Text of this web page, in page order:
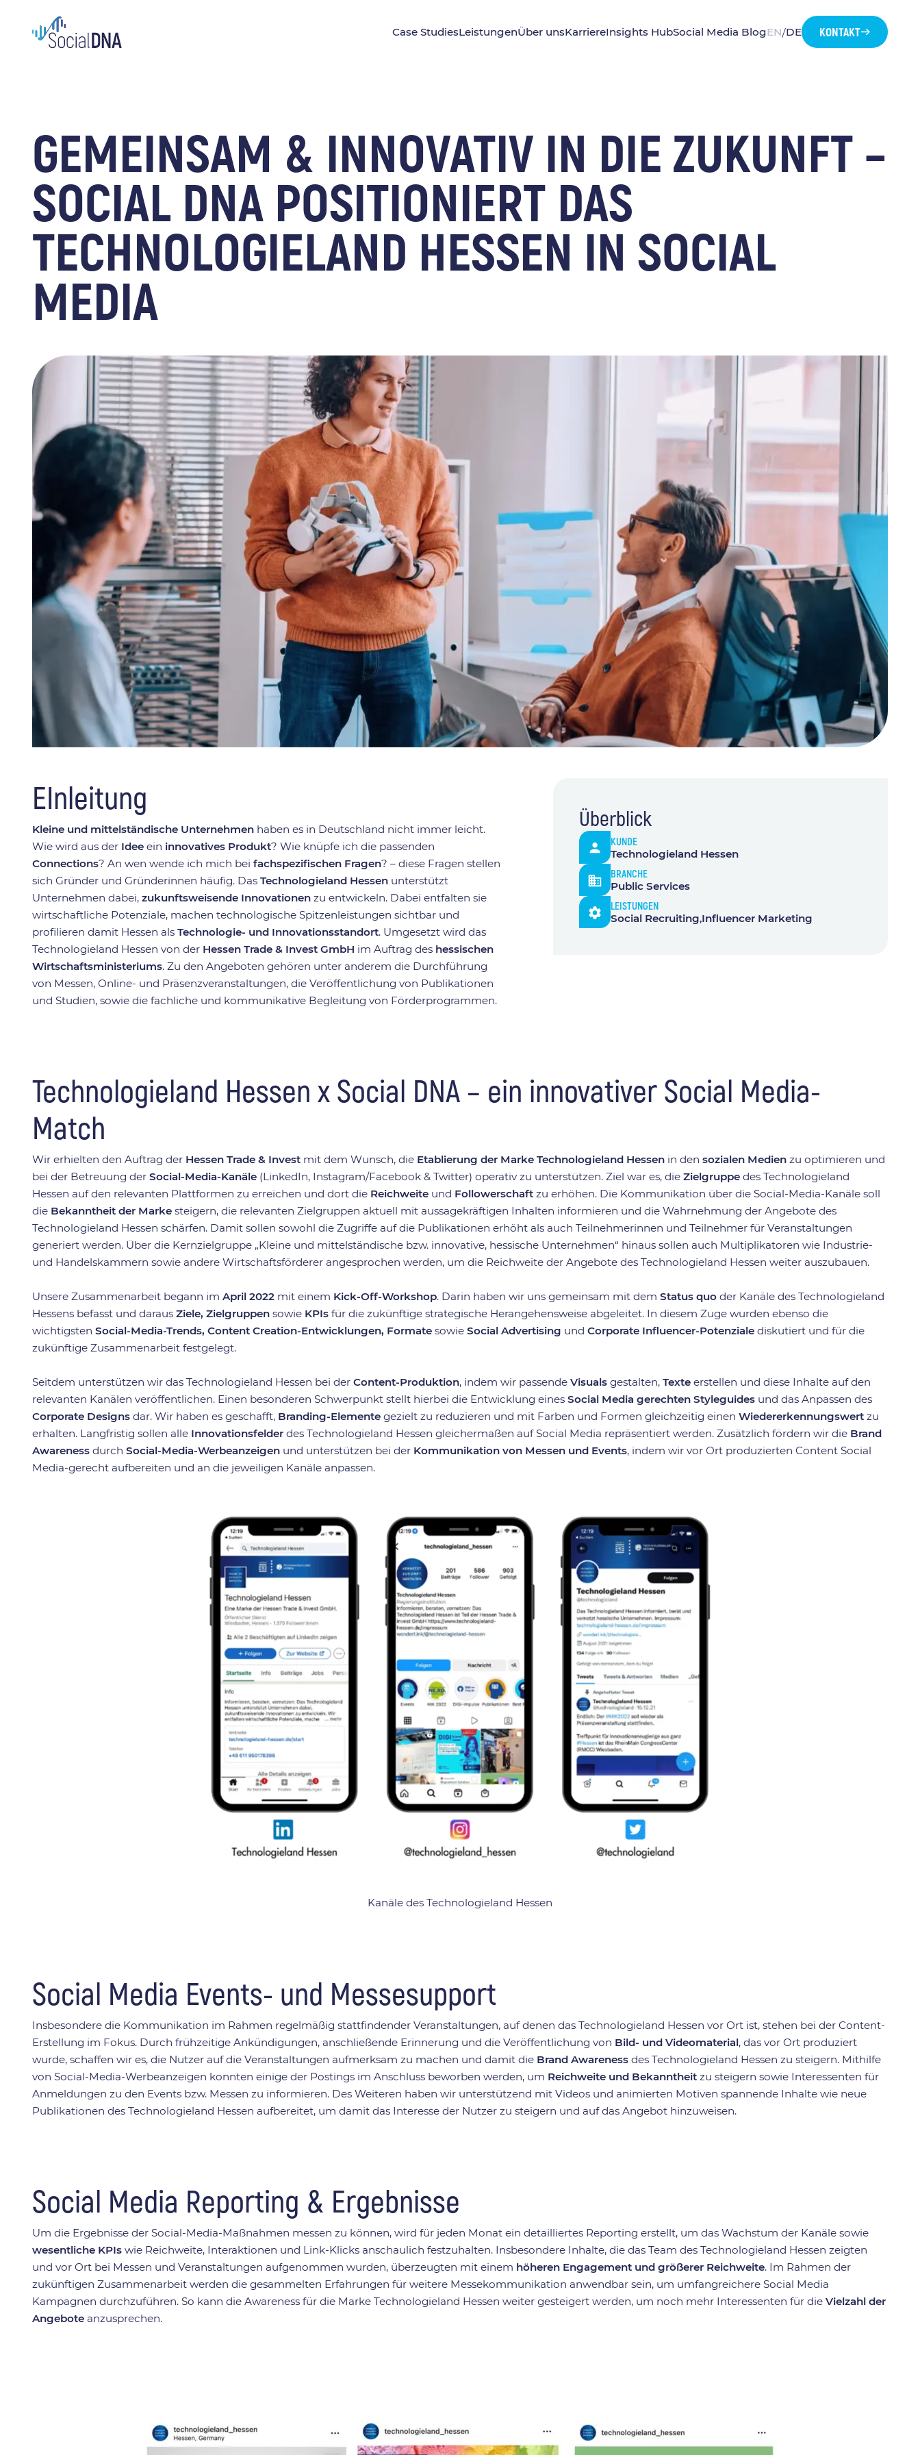
Case StudiesLeistungenÜber unsKarriereInsights HubSocial Media BlogEN/DE KONTAKT
GEMEINSAM & INNOVATIV IN DIE ZUKUNFT –
SOCIAL DNA POSITIONIERT DAS
TECHNOLOGIELAND HESSEN IN SOCIAL
MEDIA
EInleitung
Kleine und mittelständische Unternehmenhaben es in Deutschland nicht immer leicht.
Wie wird aus der Ideeein innovatives Produkt? Wie knüpfe ich die passenden
Connections? An wen wende ich mich bei fachspezifischen Fragen? – diese Fragen stellen
sich Gründer und Gründerinnen häufig. Das Technologieland Hessenunterstützt
Unternehmen dabei, zukunftsweisende Innovationenzu entwickeln. Dabei entfalten sie
wirtschaftliche Potenziale, machen technologische Spitzenleistungen sichtbar und
profilieren damit Hessen als Technologie- und Innovationsstandort. Umgesetzt wird das
Technologieland Hessen von der Hessen Trade & Invest GmbH im Auftrag des hessischen
Wirtschaftsministeriums. Zu den Angeboten gehören unter anderem die Durchführung
von Messen, Online- und Präsenzveranstaltungen, die Veröffentlichung von Publikationen
und Studien, sowie die fachliche und kommunikative Begleitung von Förderprogrammen.
Überblick
KUNDE
Technologieland Hessen
BRANCHE
Public Services
LEISTUNGEN
Social Recruiting​ Influencer Marketing​
Technologieland Hessen x Social DNA – ein innovativer Social Media-
Match
Wir erhielten den Auftrag der Hessen Trade & Investmit dem Wunsch, die Etablierung der Marke Technologieland Hessenin den sozialen Medienzu optimieren und
bei der Betreuung der Social-Media-Kanäle(LinkedIn, Instagram/Facebook & Twitter) operativ zu unterstützen. Ziel war es, die Zielgruppedes Technologieland
Hessen auf den relevanten Plattformen zu erreichen und dort die Reichweiteund Followerschaftzu erhöhen. Die Kommunikation über die Social-Media-Kanäle soll
die Bekanntheit der Markesteigern, die relevanten Zielgruppen aktuell mit aussagekräftigen Inhalten informieren und die Wahrnehmung der Angebote des
Technologieland Hessen schärfen. Damit sollen sowohl die Zugriffe auf die Publikationen erhöht als auch Teilnehmerinnen und Teilnehmer für Veranstaltungen
generiert werden. Über die Kernzielgruppe „Kleine und mittelständische bzw. innovative, hessische Unternehmen“ hinaus sollen auch Multiplikatoren wie Industrie-
und Handelskammern sowie andere Wirtschaftsförderer angesprochen werden, um die Reichweite der Angebote des Technologieland Hessen weiter auszubauen.
Unsere Zusammenarbeit begann im April 2022mit einem Kick-Off-Workshop. Darin haben wir uns gemeinsam mit dem Status quoder Kanäle des Technologieland
Hessens befasst und daraus Ziele, Zielgruppensowie KPIsfür die zukünftige strategische Herangehensweise abgeleitet. In diesem Zuge wurden ebenso die
wichtigsten Social-Media-Trends, Content Creation-Entwicklungen, Formatesowie Social Advertising und Corporate Influencer-Potenzialediskutiert und für die
zukünftige Zusammenarbeit festgelegt.‍
Seitdem unterstützen wir das Technologieland Hessen bei der Content-Produktion, indem wir passende Visualsgestalten, Texteerstellen und diese Inhalte auf den
relevanten Kanälen veröffentlichen. Einen besonderen Schwerpunkt stellt hierbei die Entwicklung eines Social Media gerechten Styleguidesund das Anpassen des
Corporate Designsdar. Wir haben es geschafft, Branding-Elementegezielt zu reduzieren und mit Farben und Formen gleichzeitig einen Wiedererkennungswertzu
erhalten. Langfristig sollen alle Innovationsfelderdes Technologieland Hessen gleichermaßen auf Social Media repräsentiert werden. Zusätzlich fördern wir die Brand
Awarenessdurch Social-Media-Werbeanzeigenund unterstützen bei der Kommunikation von Messen und Events, indem wir vor Ort produzierten Content Social
Media-gerecht aufbereiten und an die jeweiligen Kanäle anpassen.
Kanäle des Technologieland Hessen
Social Media Events- und Messesupport
Insbesondere die Kommunikation im Rahmen regelmäßig stattfindender Veranstaltungen, auf denen das Technologieland Hessen vor Ort ist, stehen bei der Content-
Erstellung im Fokus. Durch frühzeitige Ankündigungen, anschließende Erinnerung und die Veröffentlichung von Bild- und Videomaterial, das vor Ort produziert
wurde, schaffen wir es, die Nutzer auf die Veranstaltungen aufmerksam zu machen und damit dieBrand Awarenessdes Technologieland Hessen zu steigern. Mithilfe
von Social-Media-Werbeanzeigen konnten einige der Postings im Anschluss beworben werden, um Reichweite und Bekanntheit zu steigern sowie Interessenten für
Anmeldungen zu den Events bzw. Messen zu informieren. Des Weiteren haben wir unterstützend mit Videos und animierten Motiven spannende Inhalte wie neue
Publikationen des Technologieland Hessen aufbereitet, um damit das Interesse der Nutzer zu steigern und auf das Angebot hinzuweisen.
Social Media Reporting & Ergebnisse
Um die Ergebnisse der Social-Media-Maßnahmen messen zu können, wird für jeden Monat ein detailliertes Reporting erstellt, um das Wachstum der Kanäle sowie
wesentliche KPIswie Reichweite, Interaktionen und Link-Klicks anschaulich festzuhalten. Insbesondere Inhalte, die das Team des Technologieland Hessen zeigten
und vor Ort bei Messen und Veranstaltungen aufgenommen wurden, überzeugten mit einem höheren Engagement und größerer Reichweite. Im Rahmen der
zukünftigen Zusammenarbeit werden die gesammelten Erfahrungen für weitere Messekommunikation anwendbar sein, um umfangreichere Social Media
Kampagnen durchzuführen. So kann die Awareness für die Marke Technologieland Hessen weiter gesteigert werden, um noch mehr Interessenten für die Vielzahl der
Angeboteanzusprechen.